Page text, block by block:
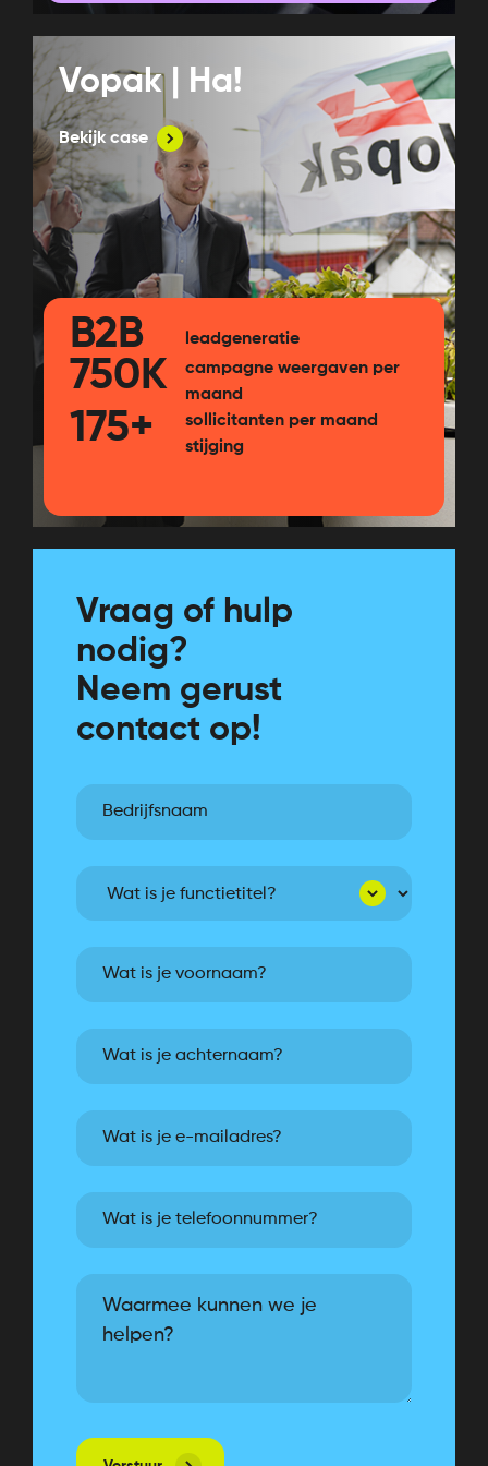
Vopak | Ha!
Bekijk case
B2B leadgeneratie
750K
campagne weergaven per
maand
175+
sollicitanten per maand
stijging
Vraag of hulp
nodig?
Neem gerust
contact op!